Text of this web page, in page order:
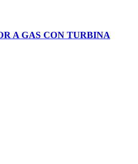
A GAS CON TURBINA